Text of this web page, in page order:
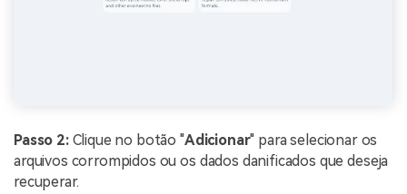
Passo 2:Clique no botão "Adicionar" para selecionar os
arquivos corrompidos ou os dados danificados que deseja
recuperar.